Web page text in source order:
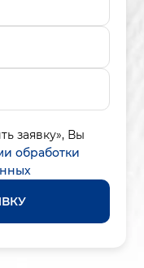
заявку», Вы
обработки